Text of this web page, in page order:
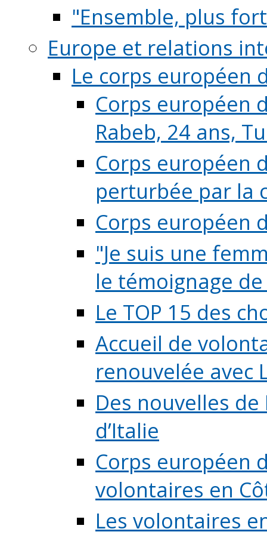
"Ensemble, plus
Europe et relations
Le corps européen
Corps européen
Rabeb, 24 ans,
Corps européen
perturbée par la
Corps européen
"Je suis une
le témoignage de
Le TOP 15 des
Accueil de
renouvelée avec
Des nouvelles
d’Italie
Corps européen
volontaires en
Les volontaires